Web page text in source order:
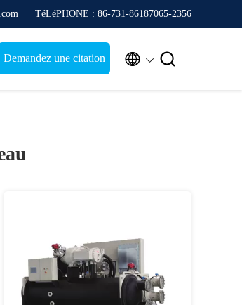
TéLéPHONE : 86-731-86187065-2356
Demandez une citation  